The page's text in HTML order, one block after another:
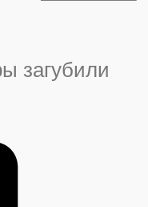
загубили